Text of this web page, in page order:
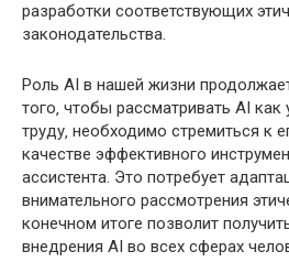
разработки соответствующих
законодательства.
Роль AI в нашей жизни
того‚ чтобы рассматривать AI
труду‚ необходимо стремиться к
качестве эффективного
ассистента. Это потребует
внимательного рассмотрения
конечном итоге позволит
внедрения AI во всех сферах